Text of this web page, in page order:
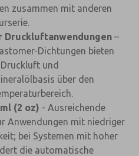
zusammen mit anderen
–
Dichtungen bieten
und
über den
(2 oz) - Ausreichende
Anwendungen mit niedriger
bei Systemen mit hoher
die automatische